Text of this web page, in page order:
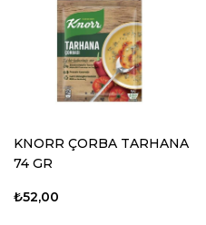
KNORR ÇORBA TARHANA
74 GR
₺52,00